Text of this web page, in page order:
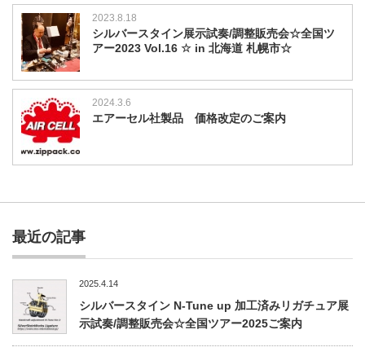
2023.8.18
シルバースタイン展示試奏/調整販売会☆全国ツ
アー2023 Vol.16 ☆ in 北海道 札幌市☆
2024.3.6
エアーセル社製品 価格改定のご案内
最近の記事
2025.4.14
シルバースタイン N-Tune up 加工済みリガチュア展
示試奏/調整販売会☆全国ツアー2025ご案内